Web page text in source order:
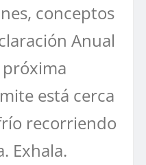
conceptos
Anual
está cerca
recorriendo
Exhala.